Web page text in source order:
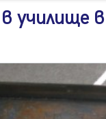
училище